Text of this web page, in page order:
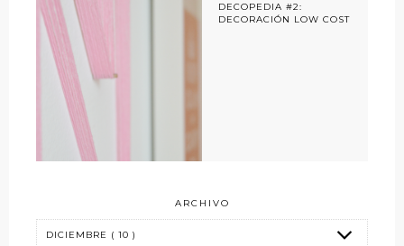
DECOPEDIA #2:
DECORACIÓN LOW COST
ARCHIVO